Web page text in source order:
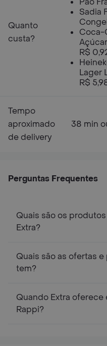
Quanto
custa?
Sadia
Coca-
R$
Lager
R$
Tempo
aproximado
de delivery
38 min
Perguntas Frequentes
Quais são os
Extra?
Quais são as ofertas
tem?
Quando Extra
Rappi?